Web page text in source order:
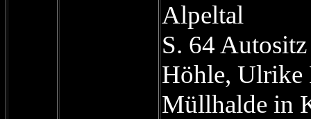
Alpeltal
S. 64
Höhle, Ulrike
Müllhalde in